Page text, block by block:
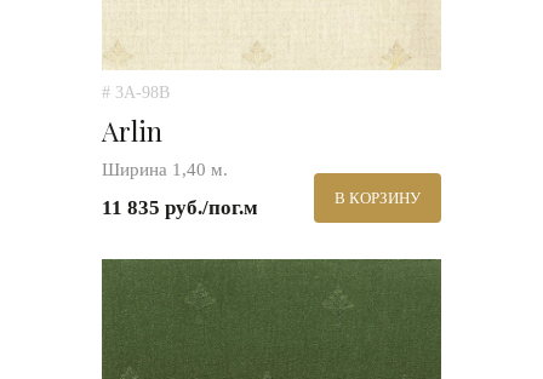
# 3A-98B
Arlin
Ширина 1,40 м.
11 835 руб./пог.м В КОРЗИНУ